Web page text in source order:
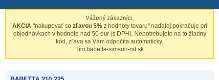
Vážený zákazníci,
AKCIA"nakupovať so zľavou 5%z hodnoty tovaru" naďalej pokračuje pri
objednávkach v hodnote nad 50 eur (s DPH). Nepotrebujete na to žiadny
kód, zľava sa Vám odpočíta automaticky.
Tím babetta-simson-nd.sk